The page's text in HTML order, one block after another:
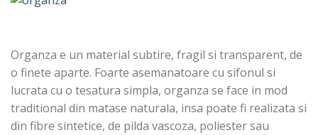
Organza e un material subtire, fragil si transparent, de
o finete aparte. Foarte asemanatoare cu sifonul si
lucrata cu o tesatura simpla, organza se face in mod
traditional din matase naturala, insa poate fi realizata si
din fibre sintetice, de pilda vascoza, poliester sau